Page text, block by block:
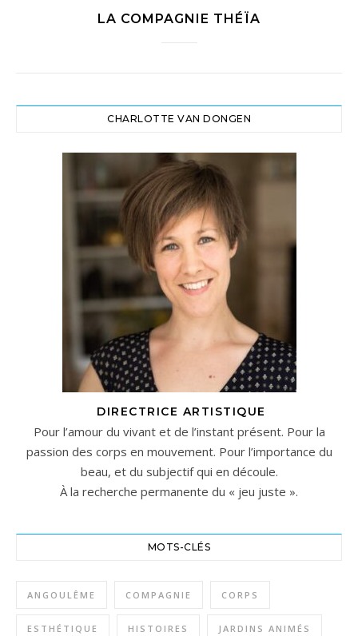
LA COMPAGNIE THÉÏA
CHARLOTTE VAN DONGEN
DIRECTRICE ARTISTIQUE
Pour l’amour du vivant et de l’instant présent. Pour la
passion des corps en mouvement. Pour l’importance du
beau, et du subjectif qui en découle.
À la recherche permanente du « jeu juste ».
MOTS-CLÉS
ANGOULÊME COMPAGNIE CORPS
ESTHÉTIQUE HISTOIRES JARDINS ANIMÉS